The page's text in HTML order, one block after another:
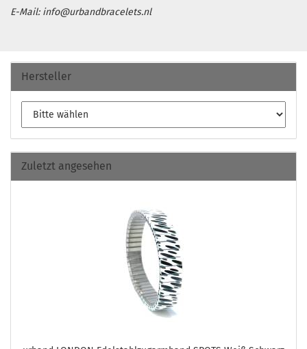
E-Mail: info@urbandbracelets.nl
Hersteller
Zuletzt angesehen